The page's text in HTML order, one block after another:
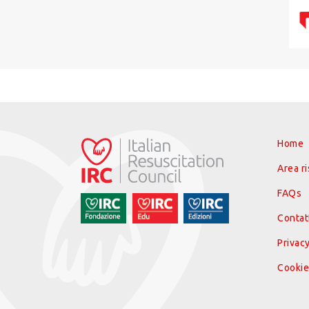
Home
Area
FAQs